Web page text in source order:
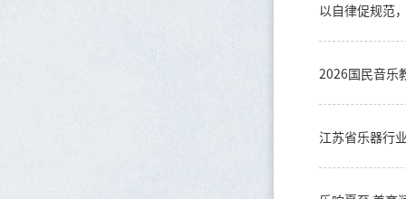
2026国民音乐
江苏省乐器行